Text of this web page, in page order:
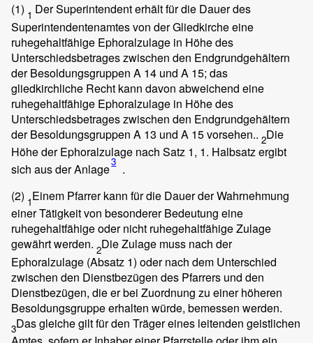
(1) 1 Der Superintendent erhält für die Dauer des
Superintendentenamtes von der Gliedkirche eine
ruhegehaltfähige Ephoralzulage in Höhe des
Unterschiedsbetrages zwischen den Endgrundgehältern
der Besoldungsgruppen A 14 und A 15; das
gliedkirchliche Recht kann davon abweichend eine
ruhegehaltfähige Ephoralzulage in Höhe des
Unterschiedsbetrages zwischen den Endgrundgehältern
der Besoldungsgruppen A 13 und A 15 vorsehen.. 2Die
Höhe der Ephoralzulage nach Satz 1, 1. Halbsatz ergibt
sich aus der Anlage3 .
(2) 1Einem Pfarrer kann für die Dauer der Wahrnehmung
einer Tätigkeit von besonderer Bedeutung eine
ruhegehaltfähige oder nicht ruhegehaltfähige Zulage
gewährt werden. 2Die Zulage muss nach der
Ephoralzulage (Absatz 1) oder nach dem Unterschied
zwischen den Dienstbezügen des Pfarrers und den
Dienstbezügen, die er bei Zuordnung zu einer höheren
Besoldungsgruppe erhalten würde, bemessen werden.
3Das gleiche gilt für den Träger eines leitenden geistlichen